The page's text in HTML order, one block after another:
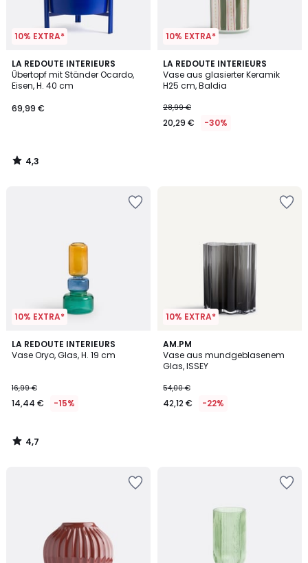
10% EXTRA*
LA REDOUTE INTERIEURS
Übertopf mit Ständer Ocardo,
Eisen, H. 40 cm
69,99 €
4,3
/ 5
4,3
/
10% EXTRA*
LA REDOUTE INTERIEURS
Vase aus glasierter Keramik
H25 cm, Baldia
28,99 €
20,29 € -30%
10% EXTRA*
LA REDOUTE INTERIEURS
Vase Oryo, Glas, H. 19 cm
16,99 €
14,44 € -15%
4,7
/ 5
4,7
/
10% EXTRA*
AM.PM
Vase aus mundgeblasenem
Glas, ISSEY
54,00 €
42,12 € -22%